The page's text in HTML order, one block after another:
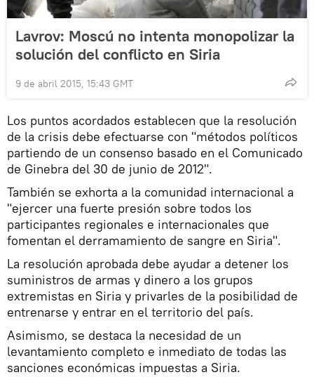
Lavrov: Moscú no intenta monopolizar la
solución del conflicto en Siria
9 de abril 2015, 15:43 GMT
Los puntos acordados establecen que la resolución
de la crisis debe efectuarse con "métodos políticos
partiendo de un consenso basado en el Comunicado
de Ginebra del 30 de junio de 2012".
También se exhorta a la comunidad internacional a
"ejercer una fuerte presión sobre todos los
participantes regionales e internacionales que
fomentan el derramamiento de sangre en Siria".
La resolución aprobada debe ayudar a detener los
suministros de armas y dinero a los grupos
extremistas en Siria y privarles de la posibilidad de
entrenarse y entrar en el territorio del país.
Asimismo, se destaca la necesidad de un
levantamiento completo e inmediato de todas las
sanciones económicas impuestas a Siria.